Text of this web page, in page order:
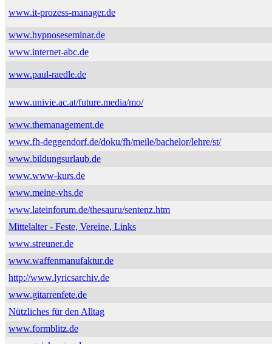
www.it-prozess-manager.de
www.hypnoseseminar.de
www.internet-abc.de
www.paul-raedle.de
www.univie.ac.at/future.media/mo/
www.themanagement.de
www.fh-deggendorf.de/doku/fh/meile/bachelor/lehre/st/
www.bildungsurlaub.de
www.www-kurs.de
www.meine-vhs.de
www.lateinforum.de/thesauru/sentenz.htm
Mittelalter - Feste, Vereine, Links
www.streuner.de
www.waffenmanufaktur.de
http://www.lyricsarchiv.de
www.gitarrenfete.de
Nützliches für den Alltag
www.formblitz.de